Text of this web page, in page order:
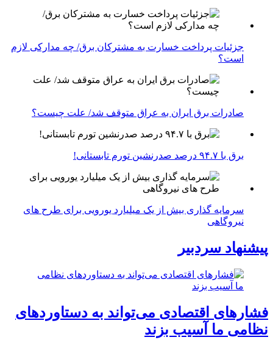
جزئیات پرداخت خسارت به مشترکان برق/ چه مدارکی لازم
است؟
صادرات برق ایران به عراق متوقف شد/ علت چیست؟
برق با ۹۴.۷ درصد صدرنشین تورم تابستانی!
سرمایه گذاری بیش از یک میلیارد یورویی برای طرح های
نیروگاهی
پیشنهاد سردبیر
فشارهای اقتصادی می‌تواند به دستاوردهای
نظامی ما آسیب بزند